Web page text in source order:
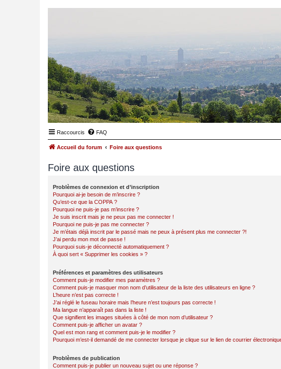
Raccourcis FAQ
Accueil du forum Foire aux questions
Foire aux questions
Problèmes de connexion et d’inscription
Pourquoi ai-je besoin de m’inscrire ?
Qu’est-ce que la COPPA ?
Pourquoi ne puis-je pas m’inscrire ?
Je suis inscrit mais je ne peux pas me connecter !
Pourquoi ne puis-je pas me connecter ?
Je m’étais déjà inscrit par le passé mais ne peux à présent plus me connecter ?!
J’ai perdu mon mot de passe !
Pourquoi suis-je déconnecté automatiquement ?
À quoi sert « Supprimer les cookies » ?
Préférences et paramètres des utilisateurs
Comment puis-je modifier mes paramètres ?
Comment puis-je masquer mon nom d’utilisateur de la liste des utilisateurs en ligne ?
L’heure n’est pas correcte !
J’ai réglé le fuseau horaire mais l’heure n’est toujours pas correcte !
Ma langue n’apparaît pas dans la liste !
Que signifient les images situées à côté de mon nom d’utilisateur ?
Comment puis-je afficher un avatar ?
Quel est mon rang et comment puis-je le modifier ?
Pourquoi m’est-il demandé de me connecter lorsque je clique sur le lien de courrier
Problèmes de publication
Comment puis-je publier un nouveau sujet ou une réponse ?